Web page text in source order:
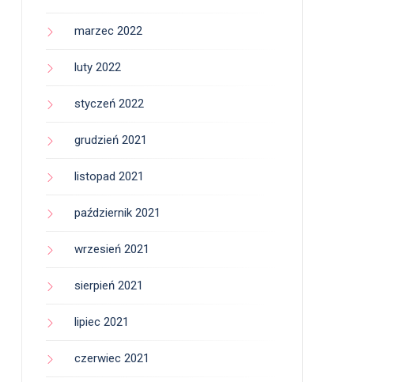
marzec 2022
luty 2022
styczeń 2022
grudzień 2021
listopad 2021
październik 2021
wrzesień 2021
sierpień 2021
lipiec 2021
czerwiec 2021